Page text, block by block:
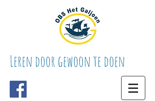
Leren door gewoon te doen